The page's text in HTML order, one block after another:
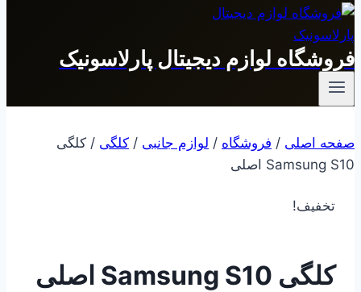
فروشگاه لوازم دیجیتال پارلاسونیک
صفحه اصلی / فروشگاه / لوازم جانبی / کلگی / کلگی
Samsung S10 اصلی
تخفیف!
کلگی Samsung S10 اصلی